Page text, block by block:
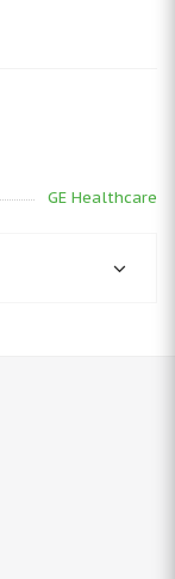
GE Healthcare